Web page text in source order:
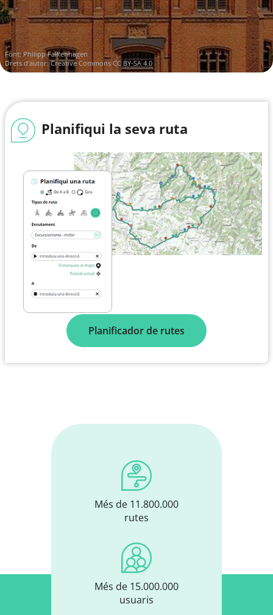
Font:Philipp Falkenhagen
Drets d'autor:Creative Commons CC BY-SA 4.0
Planifiqui la seva ruta
Planificador de rutes
Més de 11.800.000
rutes
Més de 15.000.000
usuaris